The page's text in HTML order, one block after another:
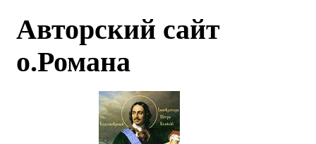
Авторский сайт
о.Романа